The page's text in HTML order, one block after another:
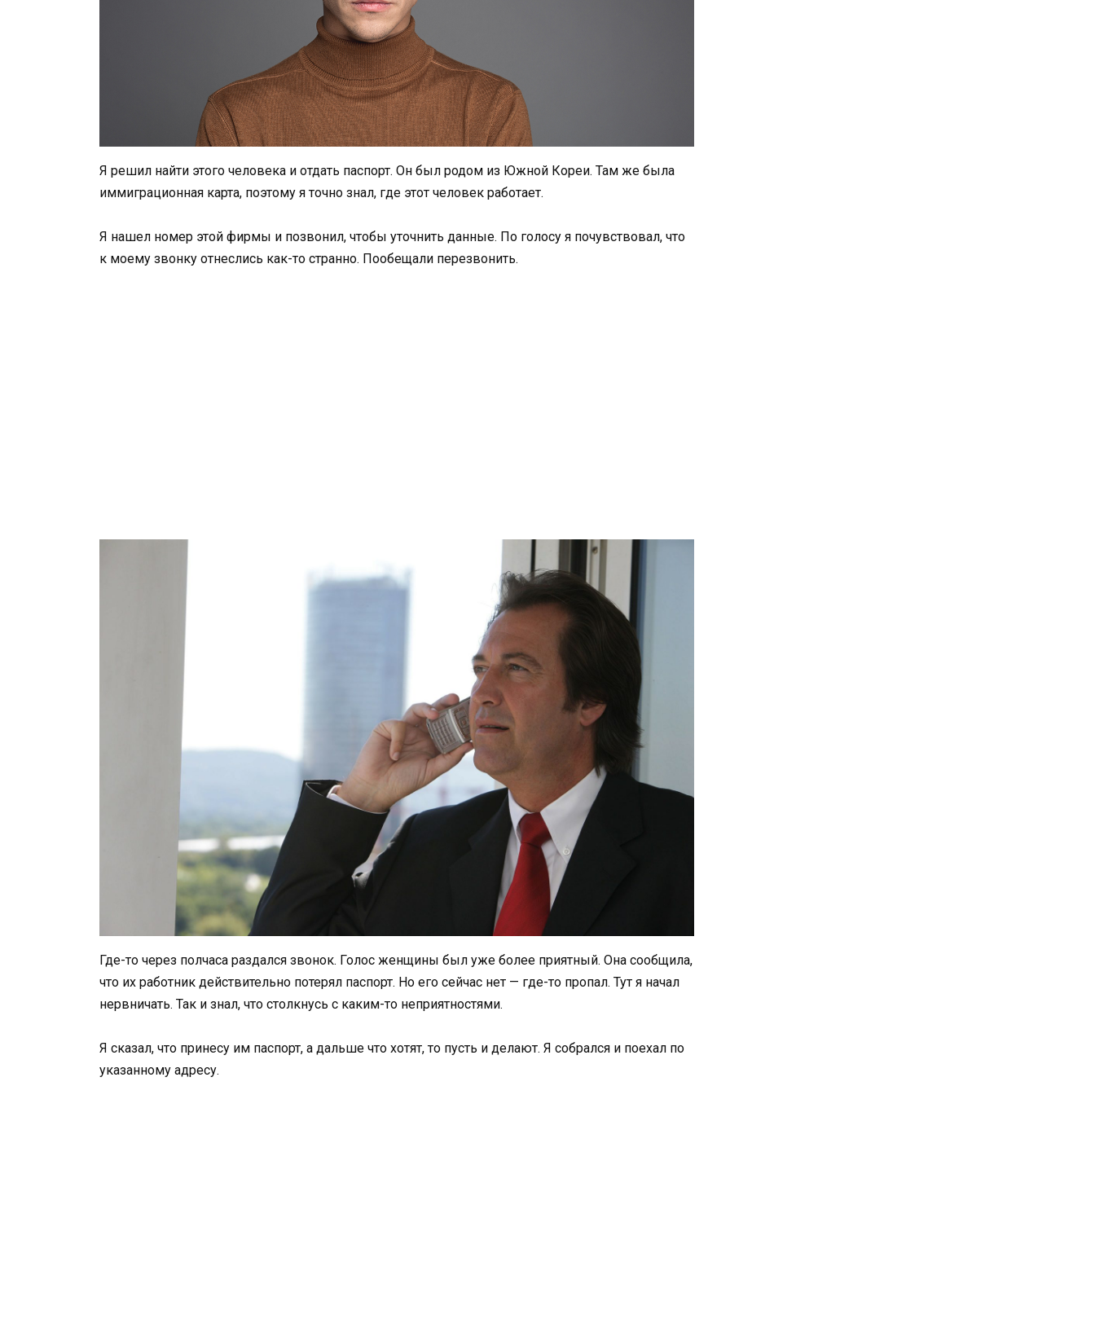
Я решил найти этого человека и отдать паспорт. Он был родом из Южной Кореи. Там же была
иммиграционная карта, поэтому я точно знал, где этот человек работает.
Я нашел номер этой фирмы и позвонил, чтобы уточнить данные. По голосу я почувствовал, что
к моему звонку отнеслись как-то странно. Пообещали перезвонить.
Где-то через полчаса раздался звонок. Голос женщины был уже более приятный. Она сообщила,
что их работник действительно потерял паспорт. Но его сейчас нет — где-то пропал. Тут я начал
нервничать. Так и знал, что столкнусь с каким-то неприятностями.
Я сказал, что принесу им паспорт, а дальше что хотят, то пусть и делают. Я собрался и поехал по
указанному адресу.